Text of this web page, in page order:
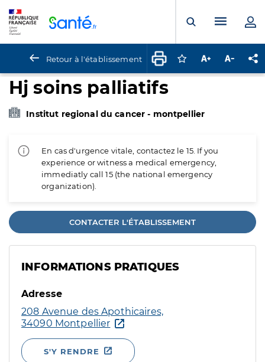
Ouvrir laMenu
Retour à l'établissement Connectez-vous
Augmenter la
Hj soins palliatifs
Institut regional du cancer - montpellier
En cas d'urgence vitale, contactez le 15. If you
experience or witness a medical emergency,
immediatly call 15 (the national emergency
organization).
CONTACTER L'ÉTABLISSEMENT
INFORMATIONS PRATIQUES
Adresse
208 Avenue des Apothicaires,
34090 Montpellier
S'Y RENDRE